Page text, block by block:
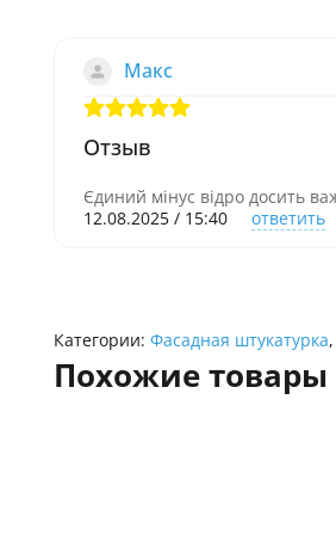
Макс
Отзыв
Єдиний мінус відро досить
12.08.2025 / 15:40
ответить
Категории: Фасадная штукатурка,
Похожие товары